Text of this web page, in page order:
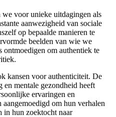
we voor unieke uitdagingen als
aanwezigheid van sociale
op bepaalde manieren te
beelden van wie we
om authentiek te
kansen voor authenticiteit. De
en mentale gezondheid heeft
ervaringen en
om hun verhalen
in hun zoektocht naar